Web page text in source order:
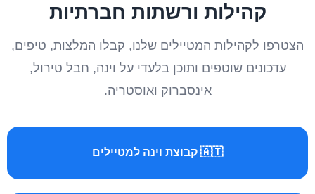
קהילות ורשתות חברתיות
הצטרפו לקהילות המטיילים שלנו, קבלו המלצות, טיפים,
עדכונים שוטפים ותוכן בלעדי על וינה, חבל טירול,
אינסברוק ואוסטריה.
🇦🇹 קבוצת וינה למטיילים